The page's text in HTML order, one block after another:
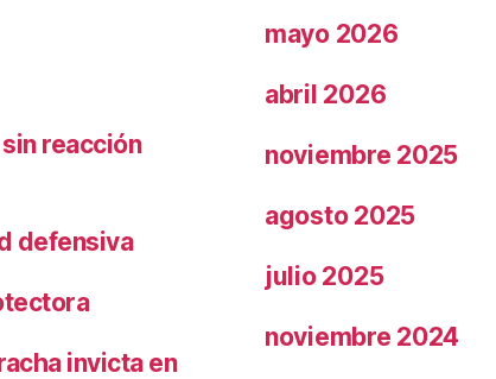
reacción
defensiva
invicta en
mayo 2026
abril 2026
noviembre 2025
agosto 2025
julio 2025
noviembre 2024